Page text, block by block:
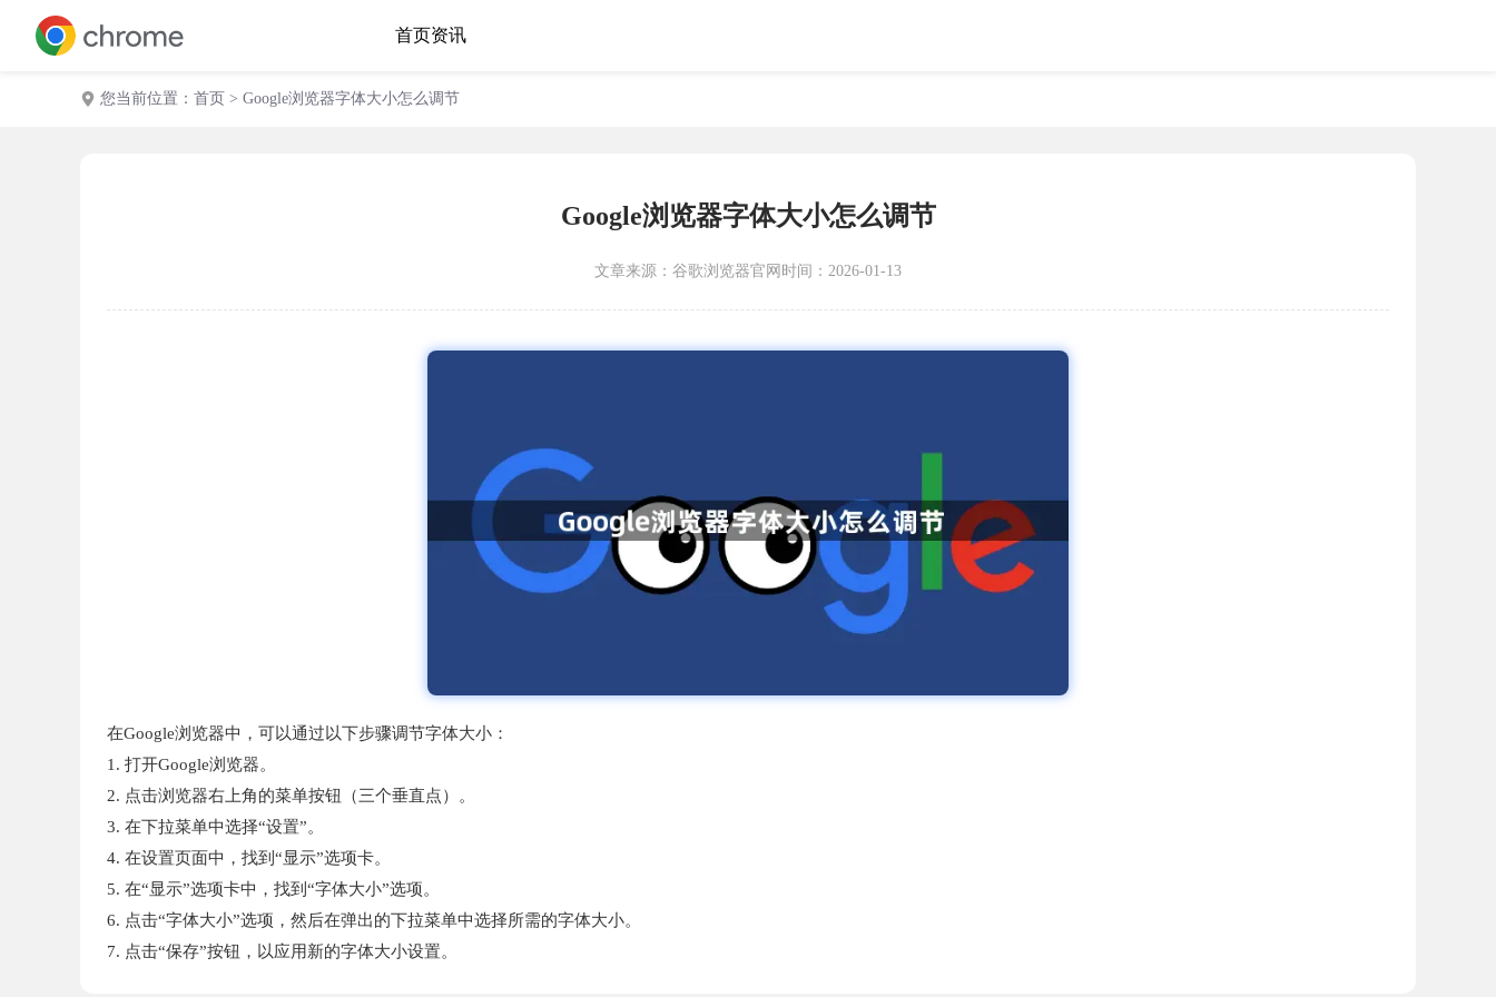
首页资讯
您当前位置： 首页 > Google浏览器字体大小怎么调节
Google浏览器字体大小怎么调节
文章来源： 谷歌浏览器官网 时间：2026-01-13
在Google浏览器中，可以通过以下步骤调节字体大小：
1. 打开Google浏览器。
2. 点击浏览器右上角的菜单按钮（三个垂直点）。
3. 在下拉菜单中选择“设置”。
4. 在设置页面中，找到“显示”选项卡。
5. 在“显示”选项卡中，找到“字体大小”选项。
6. 点击“字体大小”选项，然后在弹出的下拉菜单中选择所需的字体大小。
7. 点击“保存”按钮，以应用新的字体大小设置。